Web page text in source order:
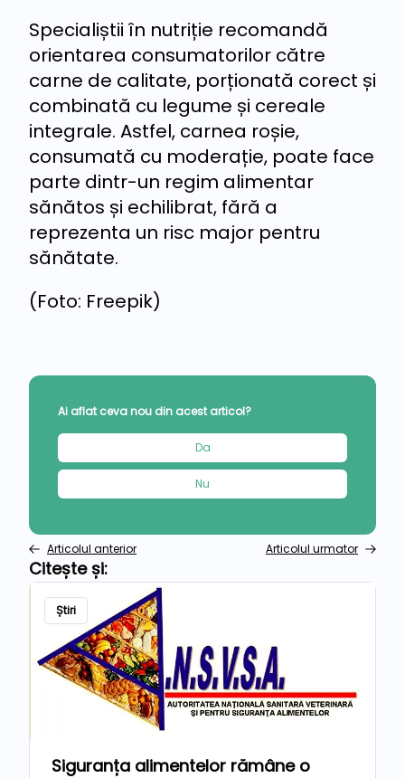
Specialiștii în nutriție recomandă
orientarea consumatorilor către
carne de calitate, porționată corect și
combinată cu legume și cereale
integrale. Astfel, carnea roșie,
consumată cu moderație, poate face
parte dintr-un regim alimentar
sănătos și echilibrat, fără a
reprezenta un risc major pentru
sănătate.
(Foto: Freepik)
Ai aflat ceva nou din acest articol?
Da
Nu
Articolul anterior Articolul urmator
Citește și:
Știri
Siguranța alimentelor rămâne o